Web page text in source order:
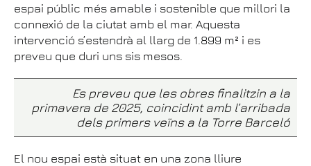
espai públic més amable i sostenible que millori la
connexió de la ciutat amb el mar. Aquesta
intervenció s’estendrà al llarg de 1.899 m² i es
preveu que duri uns sis mesos.
Es preveu que les obres finalitzin a la
primavera de 2025, coincidint amb l’arribada
dels primers veïns a la Torre Barceló
El nou espai està situat en una zona lliure